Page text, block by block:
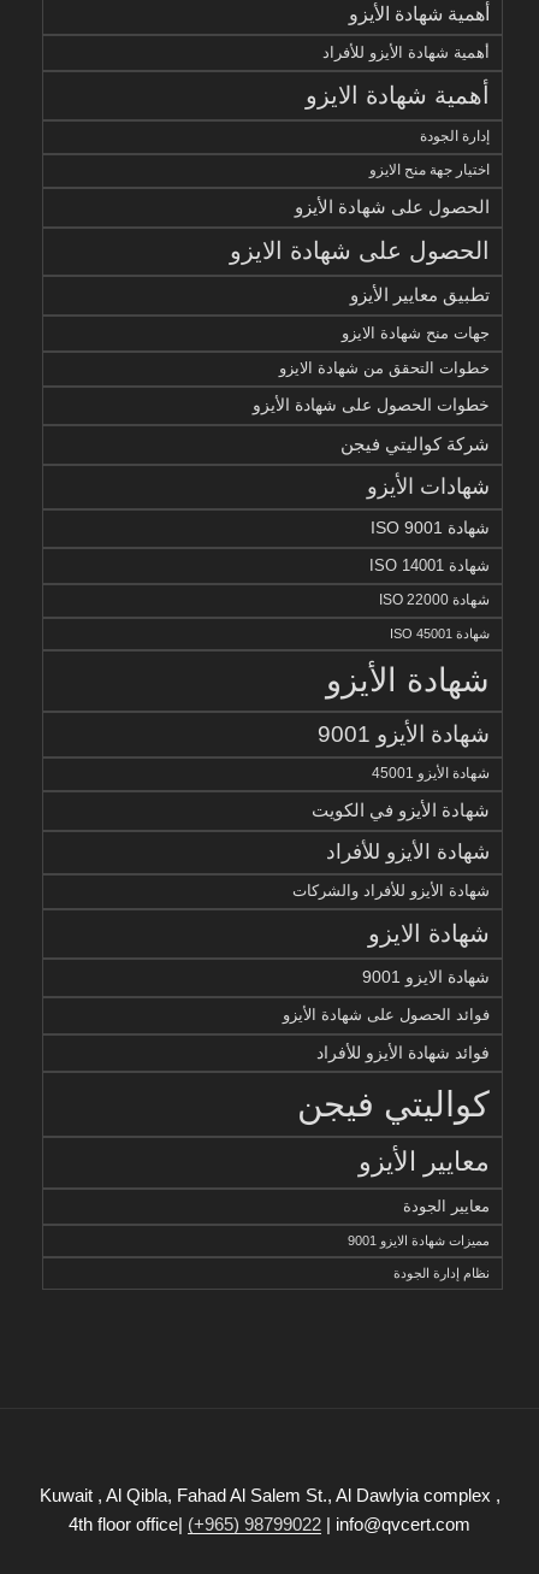
أهمية شهادة الأيزو
أهمية شهادة الأيزو للأفراد
أهمية شهادة الايزو
إدارة الجودة
اختيار جهة منح الايزو
الحصول على شهادة الأيزو
الحصول على شهادة الايزو
تطبيق معايير الأيزو
جهات منح شهادة الايزو
خطوات التحقق من شهادة الايزو
خطوات الحصول على شهادة الأيزو
شركة كواليتي فيجن
شهادات الأيزو
شهادة ISO 9001
شهادة ISO 14001
شهادة ISO 22000
شهادة ISO 45001
شهادة الأيزو
شهادة الأيزو 9001
شهادة الأيزو 45001
شهادة الأيزو في الكويت
شهادة الأيزو للأفراد
شهادة الأيزو للأفراد والشركات
شهادة الايزو
شهادة الايزو 9001
فوائد الحصول على شهادة الأيزو
فوائد شهادة الأيزو للأفراد
كواليتي فيجن
معايير الأيزو
معايير الجودة
مميزات شهادة الايزو 9001
نظام إدارة الجودة
Kuwait , Al Qibla, Fahad Al Salem St., Al Dawlyia complex ,
4th floor office| (+965) 98799022 | info@qvcert.com